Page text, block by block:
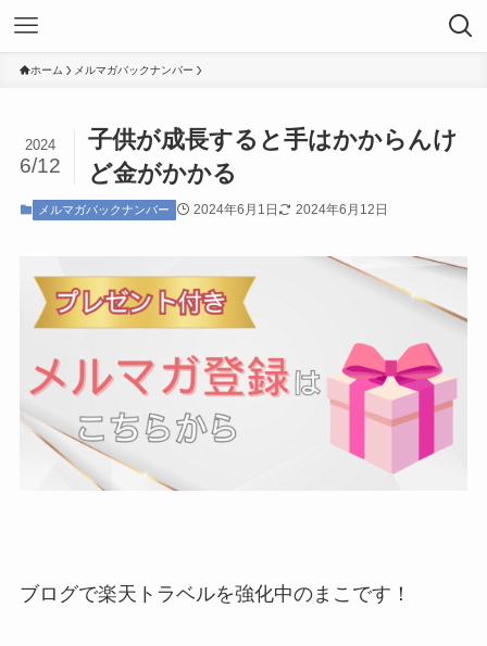
ホーム メルマガバックナンバー
子供が成長すると手はかからんけ
ど金がかかる
2024
6/12
メルマガバックナンバー 2024年6月1日 2024年6月12日
ブログで楽天トラベルを強化中のまこです！